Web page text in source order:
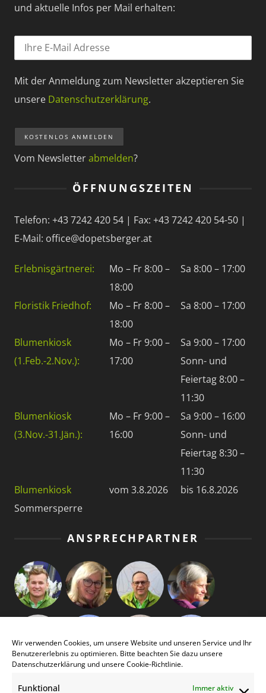
Wir verwenden Cookies, um unsere Website und unseren Service und Ihr
Benutzererlebnis zu optimieren. Bitte beachten Sie dazu unsere
Datenschutzerklärung und unsereCookie-Richtlinie.
Funktional Immer aktiv
und aktuelle Infos per Mail erhalten:
Mit der Anmeldung zum Newsletter akzeptieren Sie
unsere Datenschutzerklärung.
Vom Newsletterabmelden?
ÖFFNUNGSZEITEN
Telefon: +43 7242 420 54 | Fax: +43 7242 420 54-50 |
E-Mail: office@dopetsberger.at
Erlebnisgärtnerei:
Mo – Fr 8:00 –
18:00
Sa 8:00 – 17:00
Floristik Friedhof:
Mo – Fr 8:00 –
18:00
Sa 8:00 – 17:00
Blumenkiosk
(1.Feb.-2.Nov.):
Mo – Fr 9:00 –
17:00
Sa 9:00 – 17:00
Sonn- und
Feiertag 8:00 –
11:30
Blumenkiosk
(3.Nov.-31.Jän.):
Mo – Fr 9:00 –
16:00
Sa 9:00 – 16:00
Sonn- und
Feiertag 8:30 –
11:30
Blumenkiosk
Sommersperre
vom 3.8.2026 bis 16.8.2026
ANSPRECHPARTNER